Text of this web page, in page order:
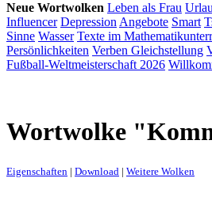
Neue Wortwolken Leben als Frau
Influencer Depression Angebote Smart
Sinne Wasser Texte im
Persönlichkeiten Verben Gleichstellung
Fußball-Weltmeisterschaft 2026
Wortwolke
Eigenschaften | Download | Weitere Wolken